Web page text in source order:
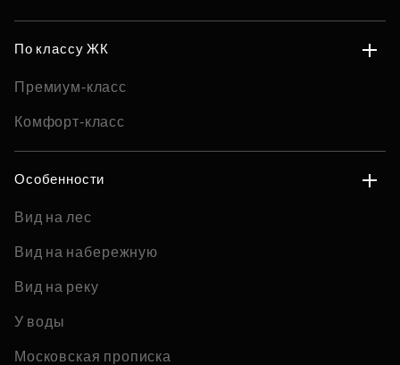
По классу ЖК
Премиум-класс
Комфорт-класс
Особенности
Вид на лес
Вид на набережную
Вид на реку
У воды
Московская прописка